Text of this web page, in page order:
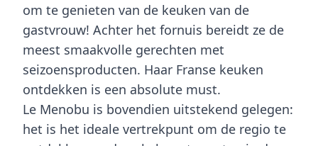
om te genieten van de keuken van de
gastvrouw! Achter het fornuis bereidt ze de
meest smaakvolle gerechten met
seizoensproducten. Haar Franse keuken
ontdekken is een absolute must.
Le Menobu is bovendien uitstekend gelegen:
het is het ideale vertrekpunt om de regio te